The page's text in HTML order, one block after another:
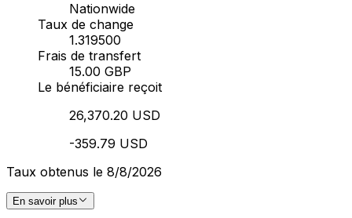
Nationwide
Taux de change
1.319500
Frais de transfert
15.00 GBP
Le bénéficiaire reçoit
26,370.20 USD
-359.79 USD
Taux obtenus le 8/8/2026
En savoir plus